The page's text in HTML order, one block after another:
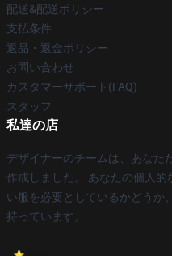
配送&配送ポリシー
支払条件
返品・返金ポリシー
お問い合わせ
カスタマーサポート(FAQ)
スタッフ
私達の店
デザイナーのチームは、あなた
作成しました。 あなたの個人
い服を必要としているかどうか
持っています。